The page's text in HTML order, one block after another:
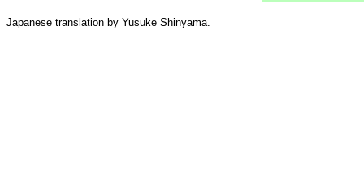
Japanese translation by Yusuke Shinyama.